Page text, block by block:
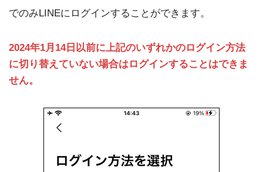
でのみLINEにログインすることができます。
2024年1月14日以前に上記のいずれかのログイン方法
に切り替えていない場合はログインすることはできま
せん。